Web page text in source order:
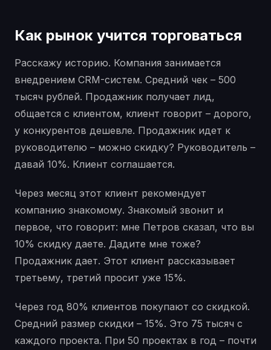
Как рынок учится торговаться
Расскажу историю. Компания занимается
внедрением CRM-систем. Средний чек – 500
тысяч рублей. Продажник получает лид,
общается с клиентом, клиент говорит – дорого,
у конкурентов дешевле. Продажник идет к
руководителю – можно скидку? Руководитель –
давай 10%. Клиент соглашается.
Через месяц этот клиент рекомендует
компанию знакомому. Знакомый звонит и
первое, что говорит: мне Петров сказал, что вы
10% скидку даете. Дадите мне тоже?
Продажник дает. Этот клиент рассказывает
третьему, третий просит уже 15%.
Через год 80% клиентов покупают со скидкой.
Средний размер скидки – 15%. Это 75 тысяч с
каждого проекта. При 50 проектах в год – почти